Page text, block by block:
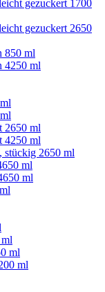
gezuckert 1700
gezuckert 2650
850 ml
4250 ml
2650 ml
4250 ml
2650 ml
ml
ml
ml
ml